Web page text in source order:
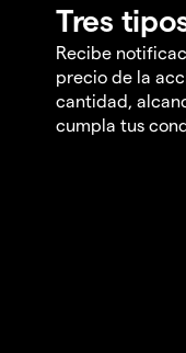
Tres
Recibe
precio de la
cantidad,
cumpla tus